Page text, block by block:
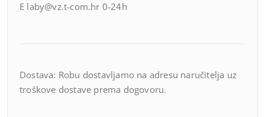
E laby@vz.t-com.hr 0-24h
Dostava: Robu dostavljamo na adresu naručitelja uz
troškove dostave prema dogovoru.